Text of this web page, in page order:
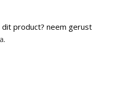
product? neem gerust
.